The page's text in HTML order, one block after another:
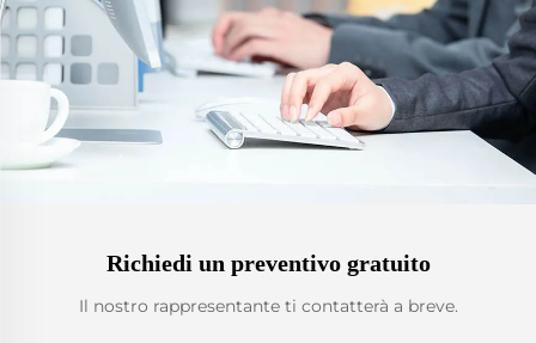
Richiedi un preventivo gratuito
Il nostro rappresentante ti contatterà a breve.